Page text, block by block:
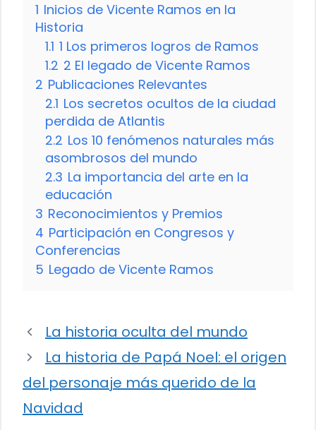
1 Inicios de Vicente Ramos en la
Historia
1.1 1 Los primeros logros de Ramos
1.2 2 El legado de Vicente Ramos
2 Publicaciones Relevantes
2.1 Los secretos ocultos de la ciudad
perdida de Atlantis
2.2 Los 10 fenómenos naturales más
asombrosos del mundo
2.3 La importancia del arte en la
educación
3 Reconocimientos y Premios
4 Participación en Congresos y
Conferencias
5 Legado de Vicente Ramos
La historia oculta del mundo
La historia de Papá Noel: el origen
del personaje más querido de la
Navidad